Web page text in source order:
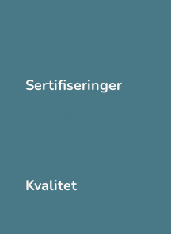
Sertifiseringer
Kvalitet